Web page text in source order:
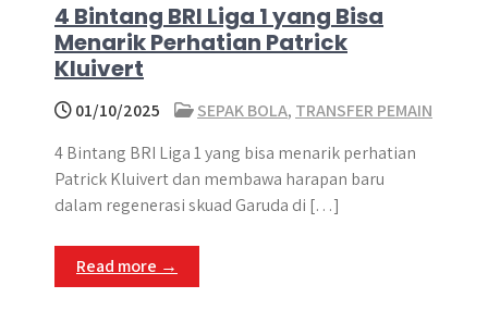
4 Bintang BRI Liga 1 yang Bisa
Menarik Perhatian Patrick
Kluivert
01/10/2025 SEPAK BOLA, TRANSFER PEMAIN
4 Bintang BRI Liga 1 yang bisa menarik perhatian
Patrick Kluivert dan membawa harapan baru
dalam regenerasi skuad Garuda di […]
Read more →